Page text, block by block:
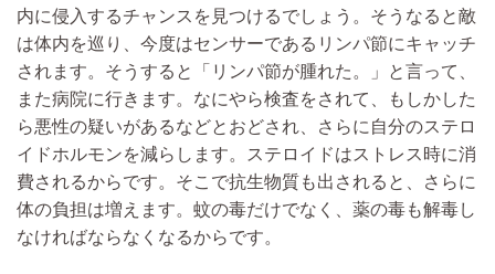
内に侵入するチャンスを見つけるでしょう。 そうなると敵
は体内を巡り、 今度はセンサーであるリンパ節にキャッチ
されます。そうすると「 リンパ節が腫れた。」と言って、
また病院に行きます。なにやら検査をされて、もしかした
ら悪性の疑いがあるなどとおどされ、さらに自分のステロ
イドホルモンを減らします。ステロイドはストレス時に消
費されるからです。 そこで抗生物質も出されると、
さらに
体の負担は増えます。 蚊の毒だけでなく、薬の毒も解毒し
なければならなくなるからです。